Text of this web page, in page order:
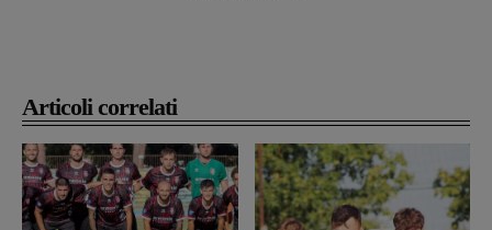
Articoli correlati